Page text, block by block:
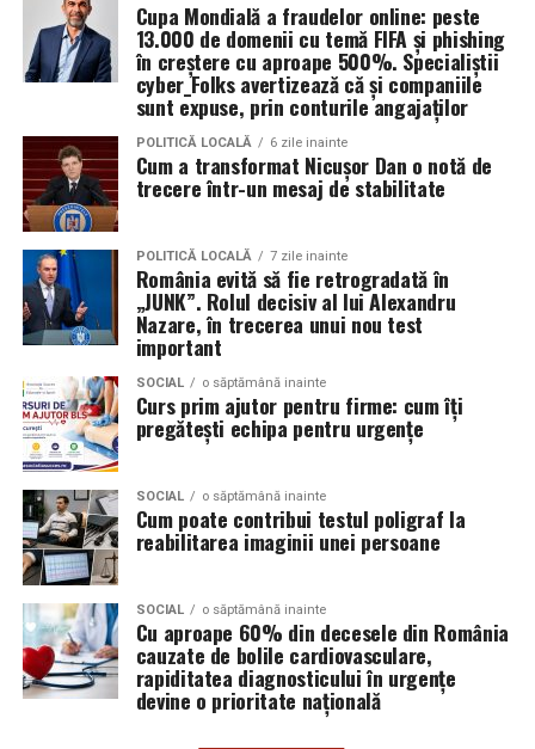
știe, nu doar pentru ce arată în portofoliu.
Patricia Constandacheactivează în vânzări și relații cu
clienții. A pornit de la convingerea că oamenii cumpără
de la oameni, nu de la branduri, iar asta înseamnă că
prezența personală contează la fel de mult ca produsul.
Iuliana Gabriela Enescu
videografie cu dronă. Știe că domeniul ei este dominat
de bărbați și că vizibilitatea ei ca profesionistă este, în
sine, un argument.
Isabela Alexandruoferă servicii de consiliere de cuplu
și psihoterapie. Lucrează zilnic cu oameni care încearcă
să se înțeleagă mai bine și crede că autenticitatea
trebuie să înceapă de la ea.
Oana Teslarueste consultant financiar și expert în
investiții imobiliare. A ales să fie prezentă cu vocea ei
într-un domeniu în care credibilitatea se construiește
greu și se pierde repede.
Mirela Iacobvinde cosmetice naturale și lucrează cu
femei care vor produse în care au încredere. Prezența ei
publică este, pentru clientele ei, primul semn că brandul
Cupa Mondială a fraudelor online: peste
13.000 de domenii cu temă FIFA și phishing
în creștere cu aproape 500%. Specialiștii
cyber_Folks avertizează că și companiile
sunt expuse, prin conturile angajaților
POLITICĂ LOCALĂ 6 zile inainte
Cum a transformat Nicușor Dan o notă de
trecere într-un mesaj de stabilitate
POLITICĂ LOCALĂ 7 zile inainte
România evită să fie retrogradată în
„JUNK”. Rolul decisiv al lui Alexandru
Nazare, în trecerea unui nou test
important
SOCIAL o săptămână inainte
Curs prim ajutor pentru firme: cum îți
pregătești echipa pentru urgențe
SOCIAL o săptămână inainte
Cum poate contribui testul poligraf la
reabilitarea imaginii unei persoane
SOCIAL o săptămână inainte
Cu aproape 60% din decesele din România
cauzate de bolile cardiovasculare,
rapiditatea diagnosticului în urgențe
devine o prioritate națională